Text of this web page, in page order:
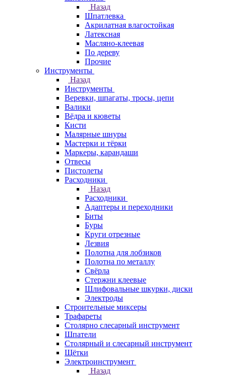
Назад
Шпатлевка
Акрилатная влагостойкая
Латексная
Масляно-клеевая
По дереву
Прочие
Инструменты
Назад
Инструменты
Веревки, шпагаты, тросы, цепи
Валики
Вёдра и кюветы
Кисти
Малярные шнуры
Мастерки и тёрки
Маркеры, карандаши
Отвесы
Пистолеты
Расходники
Назад
Расходники
Адаптеры и переходники
Биты
Буры
Круги отрезные
Лезвия
Полотна для лобзиков
Полотна по металлу
Свёрла
Стержни клеевые
Шлифовальные шкурки, диски
Электроды
Строительные миксеры
Трафареты
Столярно слесарный инструмент
Шпатели
Столярный и слесарный инструмент
Щётки
Электроинструмент
Назад